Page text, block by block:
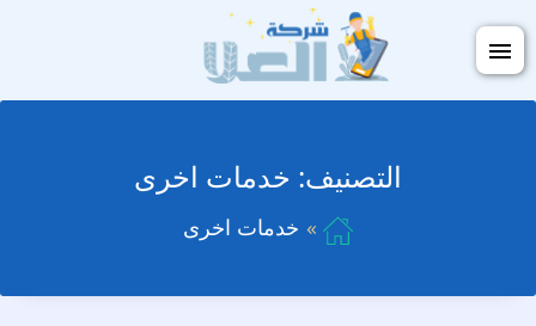
التجاوز
إلى
المحتوىالقائمة
التصنيف: خدمات اخرى
خدمات اخرى